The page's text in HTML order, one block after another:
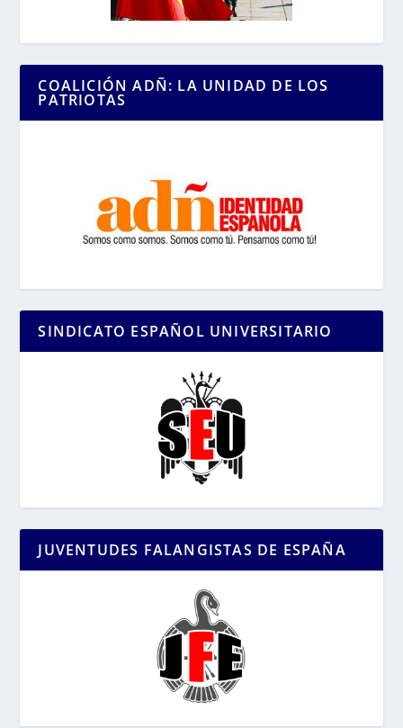
COALICIÓN ADÑ: LA UNIDAD DE LOS
PATRIOTAS
SINDICATO ESPAÑOL UNIVERSITARIO
JUVENTUDES FALANGISTAS DE ESPAÑA